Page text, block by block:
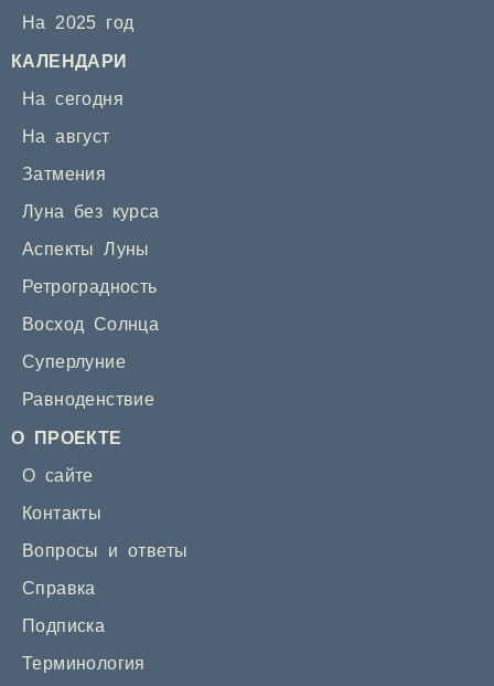
На 2025 год
КАЛЕНДАРИ
На сегодня
На август
Затмения
Луна без курса
Аспекты Луны
Ретроградность
Восход Солнца
Суперлуние
Равноденствие
О ПРОЕКТЕ
О сайте
Контакты
Вопросы и ответы
Справка
Подписка
Терминология